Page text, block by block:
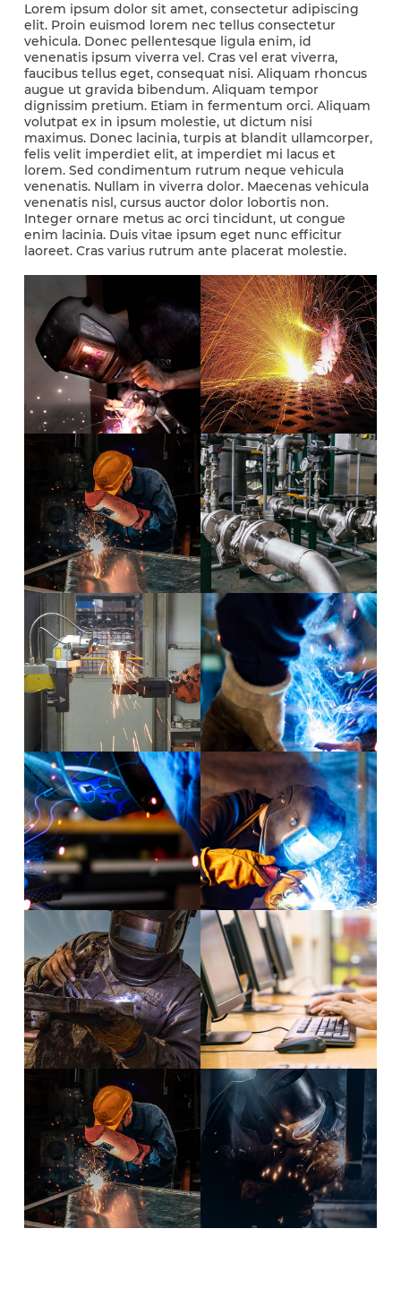
Lorem ipsum dolor sit amet, consectetur adipiscing
elit. Proin euismod lorem nec tellus consectetur
vehicula. Donec pellentesque ligula enim, id
venenatis ipsum viverra vel. Cras vel erat viverra,
faucibus tellus eget, consequat nisi. Aliquam rhoncus
augue ut gravida bibendum. Aliquam tempor
dignissim pretium. Etiam in fermentum orci. Aliquam
volutpat ex in ipsum molestie, ut dictum nisi
maximus. Donec lacinia, turpis at blandit ullamcorper,
felis velit imperdiet elit, at imperdiet mi lacus et
lorem. Sed condimentum rutrum neque vehicula
venenatis. Nullam in viverra dolor. Maecenas vehicula
venenatis nisl, cursus auctor dolor lobortis non.
Integer ornare metus ac orci tincidunt, ut congue
enim lacinia. Duis vitae ipsum eget nunc efficitur
laoreet. Cras varius rutrum ante placerat molestie.